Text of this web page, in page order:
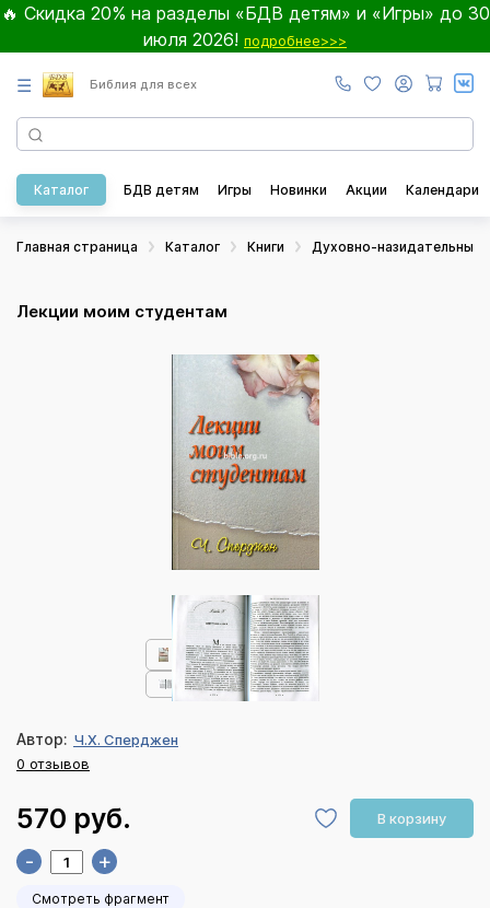
🔥 Скидка 20% на разделы «БДВ детям» и «Игры» до 30
июля 2026! подробнее>>>
☰ Библия для всех
Каталог БДВ детям Игры Новинки Акции Календари
Главная страница Каталог Книги Духовно-назидательные
Лекции моим студентам
Автор: Ч.Х. Сперджен
0 отзывов
570 руб. В корзину
- +
Смотреть фрагмент